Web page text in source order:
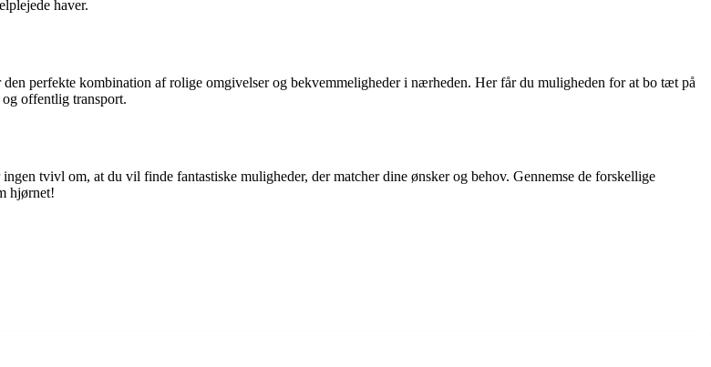
haver.
perfekte kombination af rolige omgivelser og bekvemmeligheder i nærheden. Her får du muligheden for at bo tæt på
offentlig transport.
tvivl om, at du vil finde fantastiske muligheder, der matcher dine ønsker og behov. Gennemse de forskellige
hjørnet!